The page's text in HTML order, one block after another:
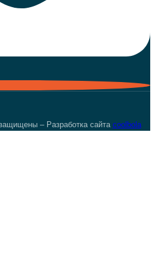
– Разработка сайта coolbola